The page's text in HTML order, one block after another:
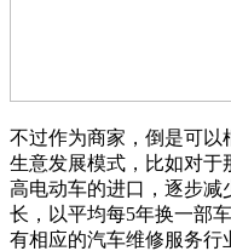
不过作为商家，倒是可以
生意发展模式，比如对于
高电动车的进口，逐步减
长，以平均每5年换一部
有相应的汽车维修服务行